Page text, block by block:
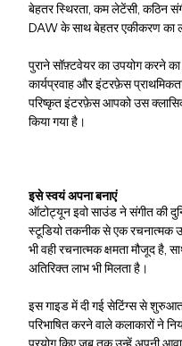
बेहतर स्थिरता, कम लेटेंसी, कठिन
DAW के साथ बेहतर एकीकरण का
पुराने सॉफ़्टवेयर का उपयोग करने
कार्यप्रवाह और इंटरफ़ेस
परिष्कृत इंटरफ़ेस आपको उस
किया गया है।
इसे स्वयं अपना बनाएं
ऑटोट्यून इवो साउंड ने संगीत की
स्टूडियो तकनीक से एक रचनात्मक
भी वही रचनात्मक क्षमता मौजूद है,
अतिरिक्त लाभ भी मिलता है।
इस गाइड में दी गई सेटिंग्स से
परिभाषित करने वाले कलाकारों ने